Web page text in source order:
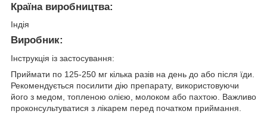
Країна виробництва:
Індія
Виробник:
Інструкція із застосування:
Приймати по 125-250 мг кілька разів на день до або після їди.
Рекомендується посилити дію препарату, використовуючи
його з медом, топленою олією, молоком або пахтою. Важливо
проконсультуватися з лікарем перед початком приймання.